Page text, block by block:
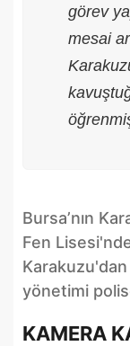
görev
mesai
Bursa’nın
Fen
yönetimi
KAMERA